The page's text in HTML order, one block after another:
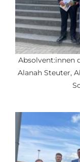
Absolvent:innen
Alanah Steuter,